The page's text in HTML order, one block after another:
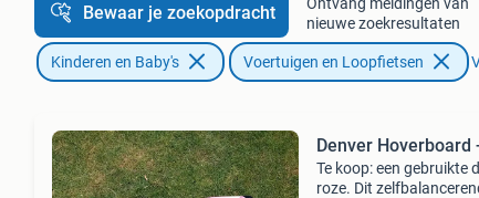
Bewaar je zoekopdracht
nieuwe zoekresultaten
Kinderen en Baby's Voertuigen en Loopfietsen
Denver Hoverboard
Te koop: een gebruikte
roze. Dit